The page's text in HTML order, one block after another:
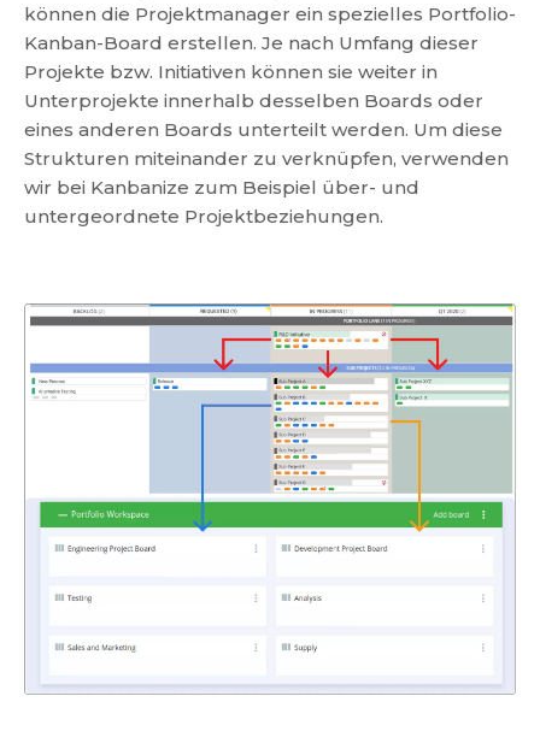
können die Projektmanager ein spezielles Portfolio-
Kanban-Board erstellen. Je nach Umfang dieser
Projekte bzw. Initiativen können sie weiter in
Unterprojekte innerhalb desselben Boards oder
eines anderen Boards unterteilt werden. Um diese
Strukturen miteinander zu verknüpfen, verwenden
wir bei Kanbanize zum Beispiel über- und
untergeordnete Projektbeziehungen.